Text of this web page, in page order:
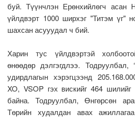
буй. Түүнчлэн Ерөнхийлөгч асан
үйлдвэрт 1000 ширхэг "Титэм үг"
шахсан асууудал ч бий.
Харин тус үйлдвэртэй
өнөөдөр дэлгэгдлээ. Тодруулбал,
удирдлагын хэрэгцээнд
XO, VSOP гэх вискийг 464 шилийг
байна. Тодруулбал, Өнгөрсөн
Төрийн худалдан авах